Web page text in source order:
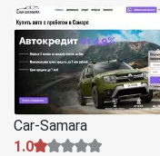
Car-Samara
1.0